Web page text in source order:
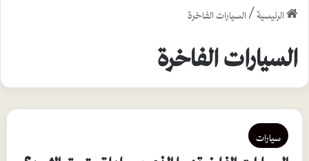
الرئيسية/السيارات الفاخرة
السيارات الفاخرة
سيارات